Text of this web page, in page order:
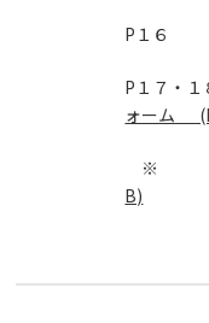
P１
P１７・
ォーム
B)